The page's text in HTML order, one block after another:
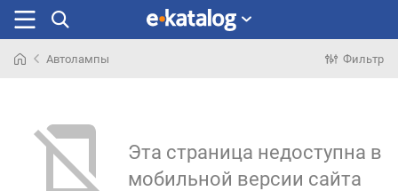
Автолампы Фильтр
Эта страница недоступна в
мобильной версии сайта